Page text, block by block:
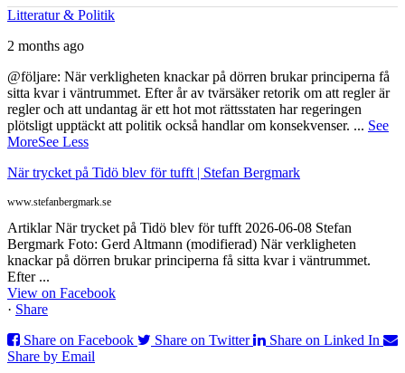
Litteratur & Politik
2 months ago
@följare: När verkligheten knackar på dörren brukar principerna få
sitta kvar i väntrummet. Efter år av tvärsäker retorik om att regler är
regler och att undantag är ett hot mot rättsstaten har regeringen
plötsligt upptäckt att politik också handlar om konsekvenser. ... See
MoreSee Less
När trycket på Tidö blev för tufft | Stefan Bergmark
www.stefanbergmark.se
Artiklar När trycket på Tidö blev för tufft 2026-06-08 Stefan
Bergmark Foto: Gerd Altmann (modifierad) När verkligheten
knackar på dörren brukar principerna få sitta kvar i väntrummet.
Efter ...
View on Facebook
· Share
Share on Facebook
Share on Twitter
Share on Linked In
Share by Email